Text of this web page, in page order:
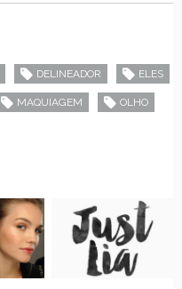
DELINEADOR ELES
MAQUIAGEM OLHO